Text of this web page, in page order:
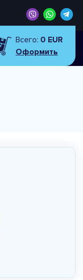
Всего: 0 EUR
Оформить